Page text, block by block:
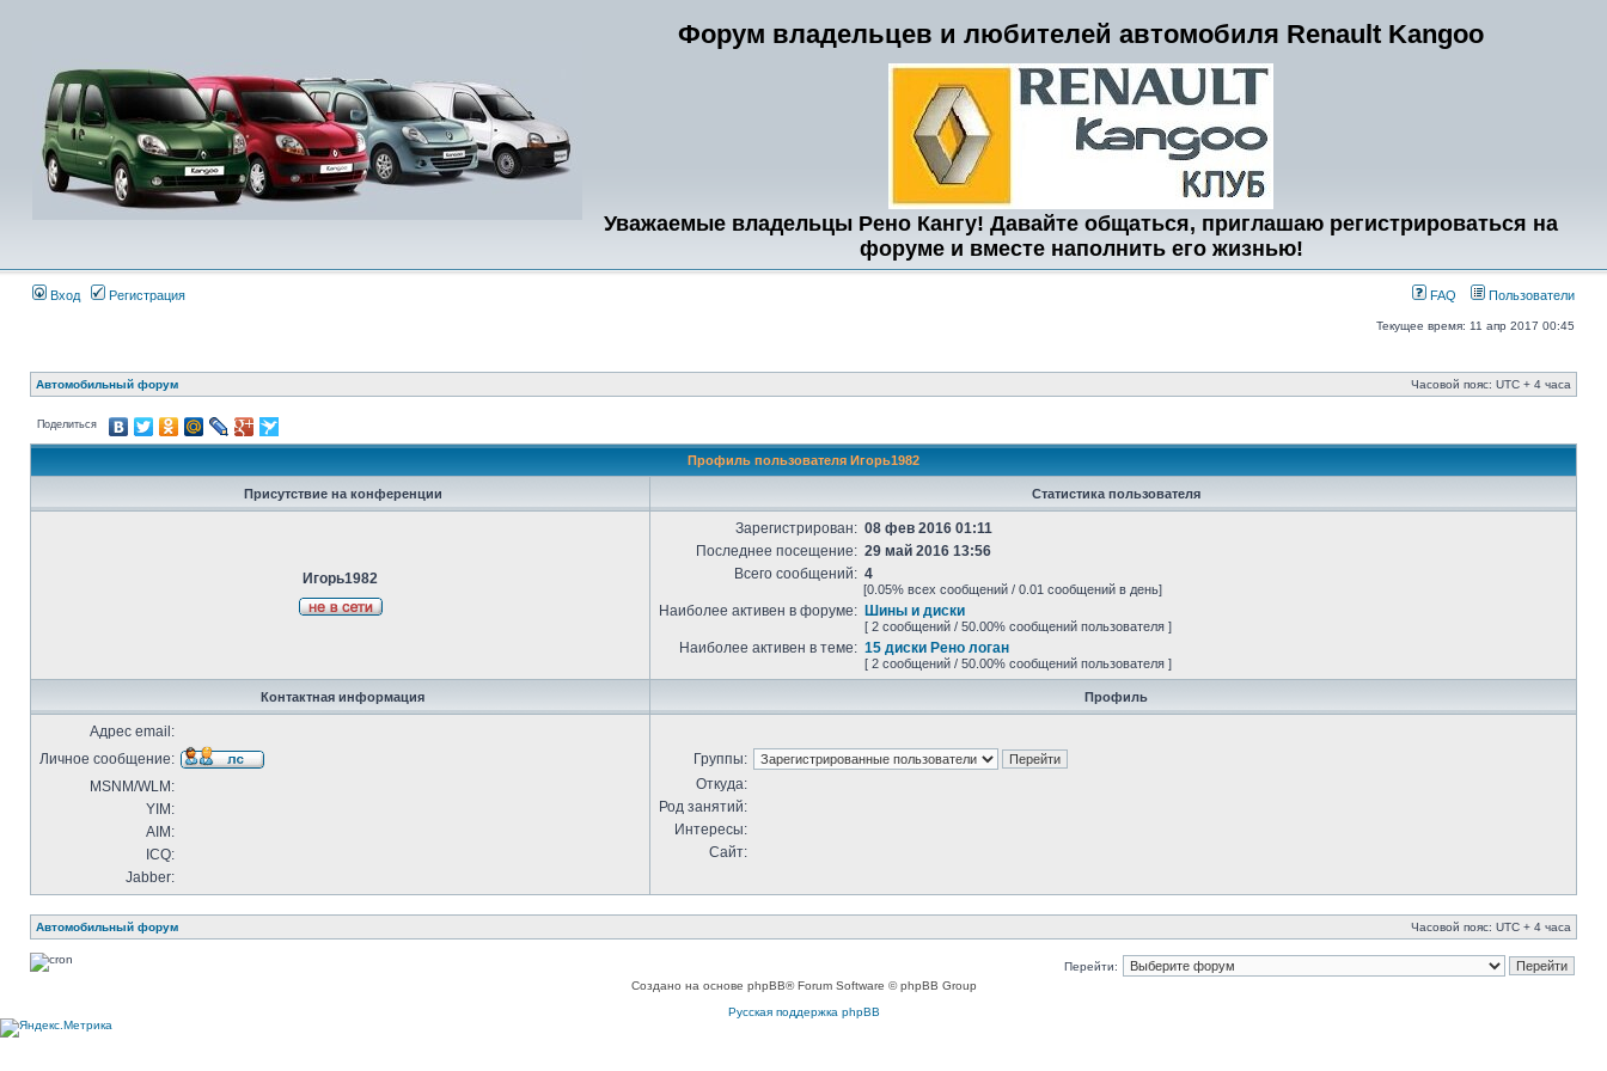
Форум владельцев и любителей автомобиля Renault Kangoo
Уважаемые владельцы Рено Кангу! Давайте общаться, приглашаю регистрироваться на
форуме и вместе наполнить его жизнью!
Вход Регистрация FAQ Пользователи
Текущее время: 11 апр 2017 00:45
Автомобильный форум Часовой пояс: UTC + 4 часа
Поделиться
Профиль пользователя Игорь1982
Присутствие на конференции Статистика пользователя
Игорь1982
Зарегистрирован: 08 фев 2016 01:11
Последнее посещение: 29 май 2016 13:56
Всего сообщений: 4
[0.05% всех сообщений / 0.01 сообщений в день]
Наиболее активен в форуме: Шины и диски
[ 2 сообщений / 50.00% сообщений пользователя ]
Наиболее активен в теме: 15 диски Рено логан
[ 2 сообщений / 50.00% сообщений пользователя ]
Контактная информация Профиль
Адрес email:
Личное сообщение:
MSNM/WLM:
YIM:
AIM:
ICQ:
Jabber:
Группы:
Откуда:
Род занятий:
Интересы:
Сайт:
Автомобильный форум Часовой пояс: UTC + 4 часа
Перейти:
Создано на основе phpBB® Forum Software © phpBB Group
Русская поддержка phpBB